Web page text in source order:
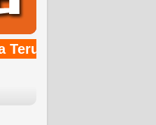
Bersinergy,